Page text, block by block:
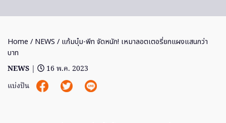
Home / NEWS / แก้มบุ๋ม-พีท จัดหนัก! เหมาลอตเตอรี่ยกแผงแสนกว่า
บาท
NEWS |
16 พ.ค. 2023
แบ่งปัน